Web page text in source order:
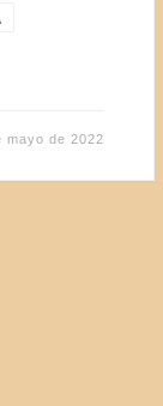
mayo de 2022